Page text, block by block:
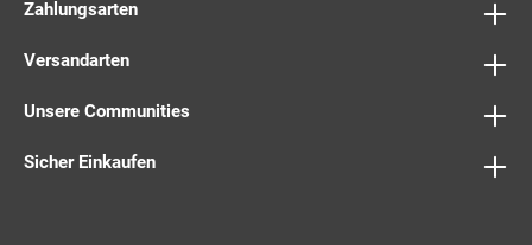
Zahlungsarten
Versandarten
Unsere Communities
Sicher Einkaufen